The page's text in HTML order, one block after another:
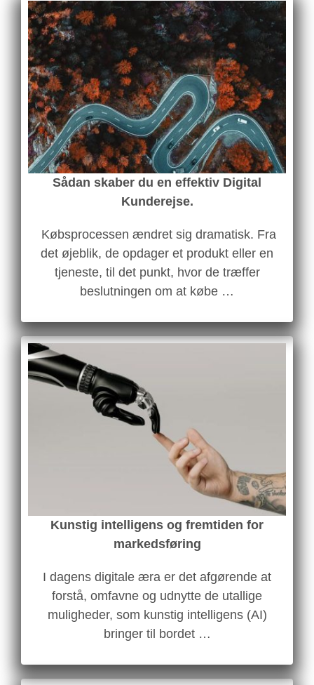
Sådan skaber du en effektiv Digital
Kunderejse.
Købsprocessen ændret sig dramatisk. Fra
det øjeblik, de opdager et produkt eller en
tjeneste, til det punkt, hvor de træffer
beslutningen om at købe …
Kunstig intelligens og fremtiden for
markedsføring
I dagens digitale æra er det afgørende at
forstå, omfavne og udnytte de utallige
muligheder, som kunstig intelligens (AI)
bringer til bordet …